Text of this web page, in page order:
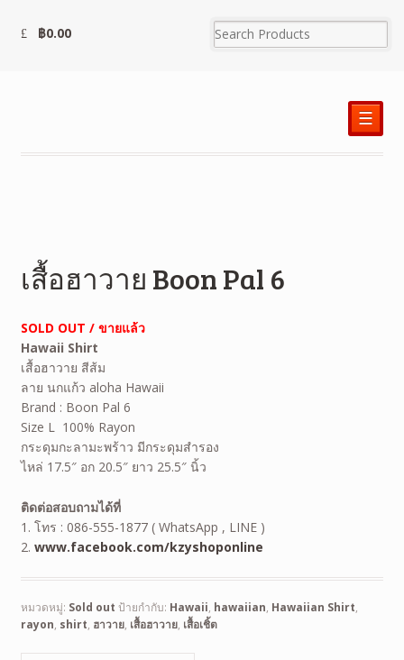
฿0.00
☰
เสื้อฮาวาย Boon Pal 6
SOLD OUT / ขายแล้ว
Hawaii Shirt
เสื้อฮาวาย สีส้ม
ลาย นกแก้ว aloha Hawaii
Brand : Boon Pal 6
Size L 100% Rayon
กระดุมกะลามะพร้าว มีกระดุมสำรอง
ไหล่ 17.5″ อก 20.5″ ยาว 25.5″ นิ้ว
ติดต่อสอบถามได้ที่
1. โทร : 086-555-1877 ( WhatsApp , LINE )
2. www.facebook.com/kzyshoponline
หมวดหมู่: Sold out ป้ายกำกับ: Hawaii, hawaiian, Hawaiian Shirt,
rayon, shirt, ฮาวาย, เสื้อฮาวาย, เสื้อเชิ้ต